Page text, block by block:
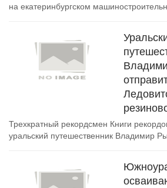
на екатеринбургском
Трехкратный рекордсмен Книги
уральский путешественник Владимир